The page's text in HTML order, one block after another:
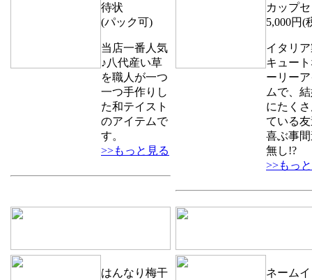
待状
(パック可)
当店一番人気
♪八代産い草
を職人が一つ
一つ手作りし
た和テイスト
のアイテムで
す。
>>もっと見る
カップ
5,000円(
イタリ
キュー
ーリー
ムで、
にたく
ている
喜ぶ事
無し!?
>>もっ
はんなり梅干
ネーム